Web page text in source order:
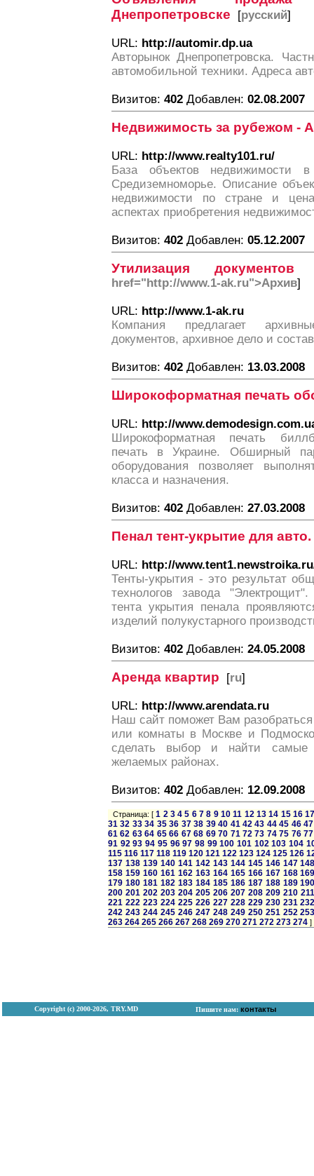
Днепропетровске [русский]
URL: http://automir.dp.ua
Авторынок Днепропетровска.
автомобильной техники. Адреса
Визитов: 402 Добавлен: 02.08.2007
Недвижимость за рубежом -
URL: http://www.realty101.ru/
База объектов недвижимости
Средиземноморье. Описание
недвижимости по стране и
аспектах приобретения
Визитов: 402 Добавлен: 05.12.2007
Утилизация
href="http://www.1-ak.ru">Архив]
URL: http://www.1-ak.ru
Компания предлагает
документов, архивное дело и
Визитов: 402 Добавлен: 13.03.2008
Широкоформатная печать
URL: http://
Широкоформатная печать
печать в Украине. Обширный
оборудования позволяет
класса и назначения.
Визитов: 402 Добавлен: 27.03.2008
Пенал тент-укрытие для
URL: http://
Тенты-укрытия - это результат
технологов завода
тента укрытия пенала
изделий полукустарного
Визитов: 402 Добавлен: 24.05.2008
Аренда квартир [ru]
URL: http://www.arendata.ru
Наш сайт поможет Вам
или комнаты в Москве и
сделать выбор и найти самые
желаемых районах.
Визитов: 402 Добавлен: 12.09.2008
Страница: [1 2 3 4 5 6 7 8 9 10 11 12 13 14 15 16
31 32 33 34 35 36 37 38 39 40 41 42 43 44 45 46 47
61 62 63 64 65 66 67 68 69 70 71 72 73 74 75 76 77
91 92 93 94 95 96 97 98 99 100 101 102 103 104
115 116 117 118 119 120 121 122 123 124 125 126
137 138 139 140 141 142 143 144 145 146 147
158 159 160 161 162 163 164 165 166 167 168
179 180 181 182 183 184 185 186 187 188 189
200 201 202 203 204 205 206 207 208 209 210 211
221 222 223 224 225 226 227 228 229 230 231
242 243 244 245 246 247 248 249 250 251 252
263 264 265 266 267 268 269 270 271 272 273 274 ]
Copyright (с) 2000-2026, TRY.MD Пишите нам: контакты